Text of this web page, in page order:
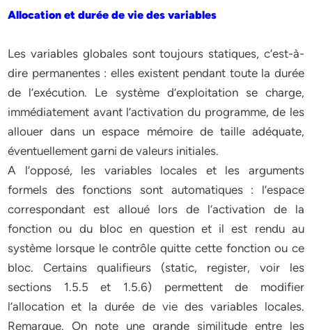
Allocation et durée de vie des variables
Les variables globales sont toujours statiques, c’est-à-
dire permanentes : elles existent pendant toute la durée
de l’exécution. Le système d’exploitation se charge,
immédiatement avant l’activation du programme, de les
allouer dans un espace mémoire de taille adéquate,
éventuellement garni de valeurs initiales.
A l’opposé, les variables locales et les arguments
formels des fonctions sont automatiques : l’espace
correspondant est alloué lors de l’activation de la
fonction ou du bloc en question et il est rendu au
système lorsque le contrôle quitte cette fonction ou ce
bloc. Certains qualifieurs (static, register, voir les
sections 1.5.5 et 1.5.6) permettent de modifier
l’allocation et la durée de vie des variables locales.
Remarque. On note une grande similitude entre les